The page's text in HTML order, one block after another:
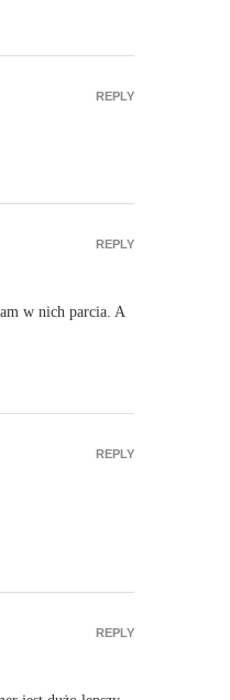
REPLY
w nich parcia. A
REPLY
REPLY
REPLY